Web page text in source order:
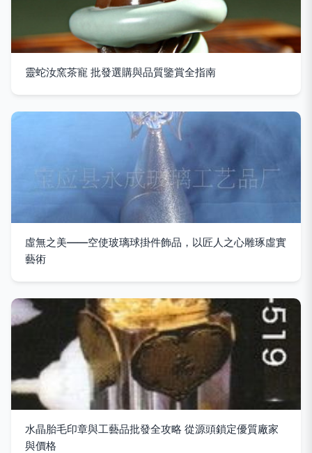
靈蛇汝窯茶寵 批發選購與品質鑒賞全指南
虛無之美——空使玻璃球掛件飾品，以匠人之心雕琢虛實
藝術
水晶胎毛印章與工藝品批發全攻略 從源頭鎖定優質廠家
與價格